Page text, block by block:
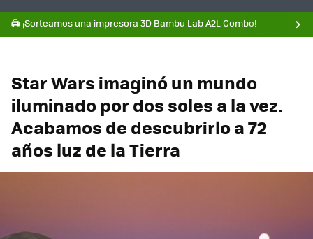
🖨️ ¡Sorteamos una impresora 3D Bambu Lab A2L Combo!
Star Wars imaginó un mundo
iluminado por dos soles a la vez.
Acabamos de descubrirlo a 72
años luz de la Tierra